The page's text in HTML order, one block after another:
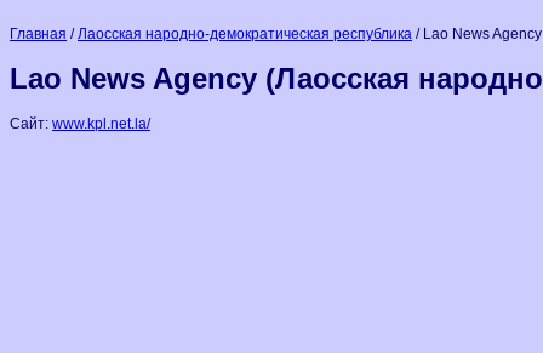
Главная /Лаосская народно-демократическая республика / Lao News
Lao News Agency (Лаосская
Сайт: www.kpl.net.la/